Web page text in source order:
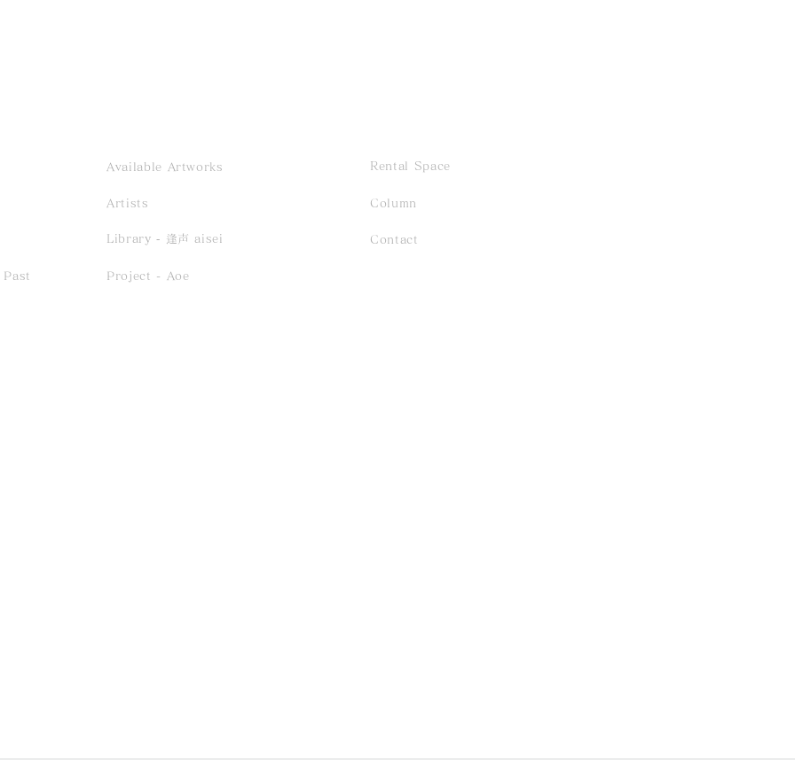
Saho Terao「inori、
tomoshibi、haruka」
Available Artworks Rental Space
Artists
Library ‐ 逢声 aisei
Column
Contact
Project - Aoe